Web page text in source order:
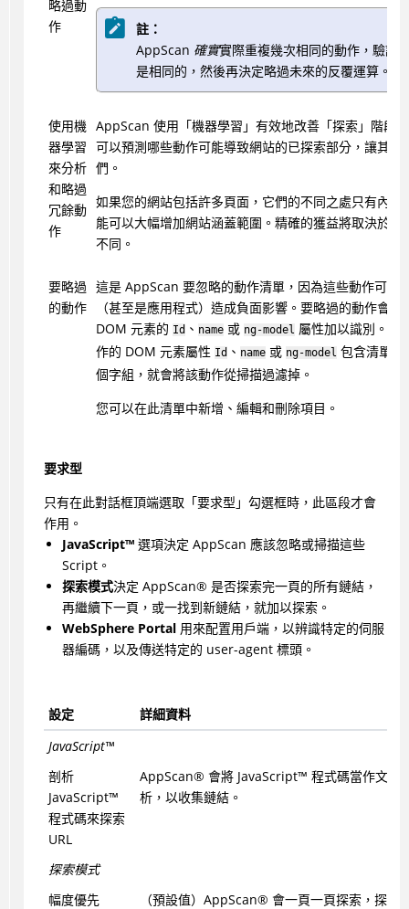
略過動
作
註：
AppScan 確實實際重複幾次相同的動作，驗證
是相同的，然後再決定略過未來的反覆運算。
使用機
器學習
來分析
和略過
冗餘動
作
AppScan 使用「機器學習」有效地改善「探索」階段
可以預測哪些動作可能導致網站的已探索部分，讓其可
們。
如果您的網站包括許多頁面，它們的不同之處只有內容
能可以大幅增加網站涵蓋範圍。精確的獲益將取決於網
不同。
要略過
的動作
這是 AppScan 要忽略的動作清單，因為這些動作可能
（甚至是應用程式）造成負面影響。要略過的動作會根
DOM 元素的 Id、 name或 ng-model屬性加以識別。只
作的 DOM 元素屬性 Id、 name或 ng-model包含清單中
個字組，就會將該動作從掃描過濾掉。
您可以在此清單中新增、編輯和刪除項目。
要求型
只有在此對話框頂端選取「要求型」勾選框時，此區段才會
作用。
JavaScript™選項決定 AppScan 應該忽略或掃描這些
Script。
探索模式決定 AppScan® 是否探索完一頁的所有鏈結，
再繼續下一頁，或一找到新鏈結，就加以探索。
WebSphere Portal用來配置用戶端，以辨識特定的伺服
器編碼，以及傳送特定的 user-agent 標頭。
設定
詳細資料
JavaScript™
剖析
JavaScript™
程式碼來探索
URL
AppScan® 會將 JavaScript™ 程式碼當作文字
析，以收集鏈結。
探索模式
幅度優先
（預設值） AppScan® 會一頁一頁探索，探索